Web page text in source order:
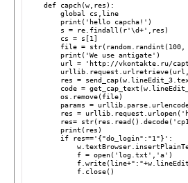
    def capch(w,res):
        global cs,line
        print('hello capcha!')
        s = re.findall(r'\d+',res)
        cs = s[1]
file = str(random.randint(100,
        print('We use antigate')
url = 'http://vkontakte.ru/
res =
code =
        os.remove(file)
params =
res =
res=
        print(res)
        if res=='{"do_login":"1"}':
            f = open('log.txt','a')
            f.close()